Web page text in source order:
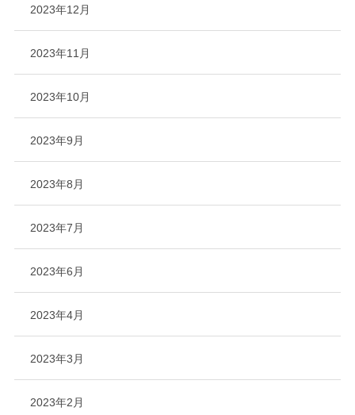
2023年12月
2023年11月
2023年10月
2023年9月
2023年8月
2023年7月
2023年6月
2023年4月
2023年3月
2023年2月